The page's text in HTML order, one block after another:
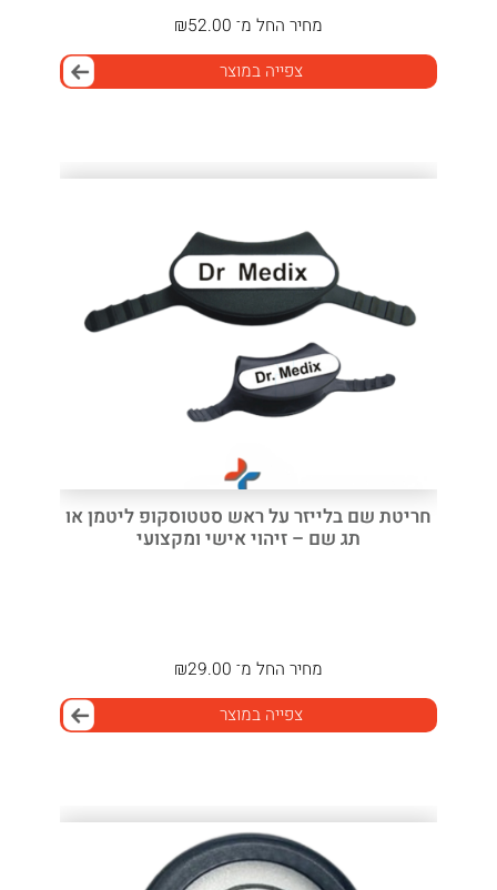
מחיר החל מ־ ₪52.00
צפייה במוצר
חריטת שם בלייזר על ראש סטטוסקופ ליטמן או
תג שם – זיהוי אישי ומקצועי
מחיר החל מ־ ₪29.00
צפייה במוצר